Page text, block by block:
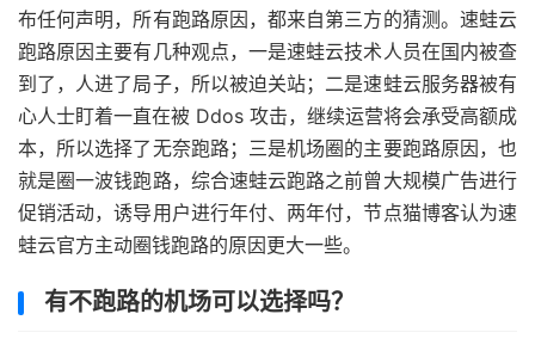
布任何声明，所有跑路原因，都来自第三方的猜测。速蛙云
跑路原因主要有几种观点，一是速蛙云技术人员在国内被查
到了，人进了局子，所以被迫关站；二是速蛙云服务器被有
心人士盯着一直在被 Ddos 攻击，继续运营将会承受高额成
本，所以选择了无奈跑路；三是机场圈的主要跑路原因，也
就是圈一波钱跑路，综合速蛙云跑路之前曾大规模广告进行
促销活动，诱导用户进行年付、两年付，节点猫博客认为速
蛙云官方主动圈钱跑路的原因更大一些。
有不跑路的机场可以选择吗？